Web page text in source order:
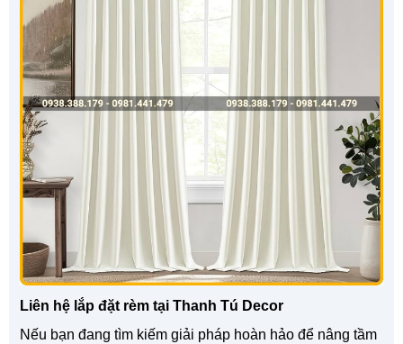
Liên hệ lắp đặt rèm tại Thanh Tú Decor
Nếu bạn đang tìm kiếm giải pháp hoàn hảo để nâng tầm